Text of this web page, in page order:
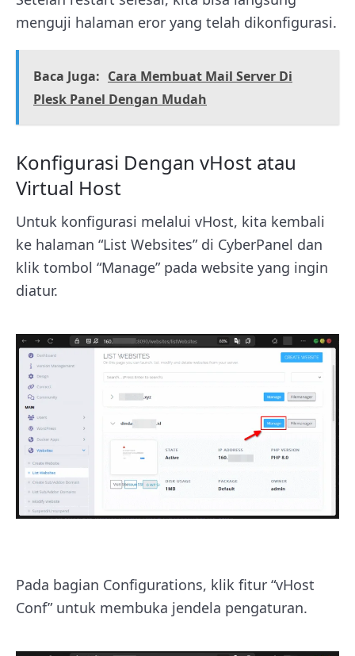
menguji halaman eror yang telah dikonfigurasi.
Baca Juga: Cara Membuat Mail Server Di
Plesk Panel Dengan Mudah
Konfigurasi Dengan vHost atau
Virtual Host
Untuk konfigurasi melalui vHost, kita kembali
ke halaman “List Websites” di CyberPanel dan
klik tombol “Manage” pada website yang ingin
diatur.
Pada bagian Configurations, klik fitur “vHost
Conf” untuk membuka jendela pengaturan.